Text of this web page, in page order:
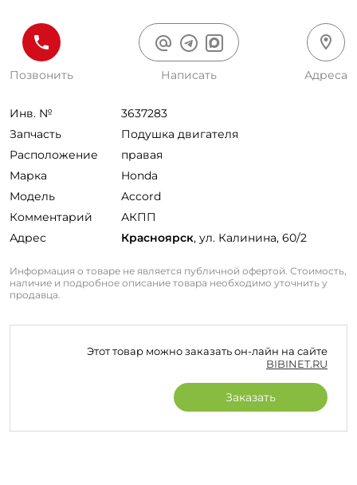
Позвонить Написать Адреса
Инв. №
3637283
Запчасть
Подушка двигателя
Расположение
правая
Марка
Honda
Модель
Accord
Комментарий
АКПП
Адрес
Красноярск, ул. Калинина, 60/2
Информация о товаре не является публичной офертой. Стоимость,
наличие и подробное описание товара необходимо уточнить у
продавца.
Этот товар можно заказать он-лайн на сайте
BIBINET.RU
Заказать